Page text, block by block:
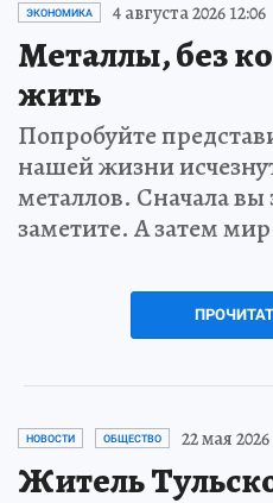
ЭКОНОМИКА 4 августа 2026 12:06
Металлы, без
жить
Попробуйте
нашей жизни
металлов. Сначала вы
заметите. А затем
НОВОСТИ ОБЩЕСТВО 22 мая 2026
Житель